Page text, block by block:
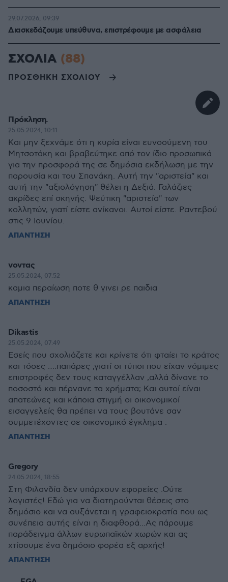
Διασκεδάζουμε υπεύθυνα, επιστρέφουμε με ασφάλεια
29.07.2026, 09:39
ΣΧΟΛΙΑ (88)
ΠΡΟΣΘΗΚΗ ΣΧΟΛΙΟΥ
Πρόκληση.
25.05.2024, 10:11
Και μην ξεχνάμε ότι η κυρία είναι ευνοούμενη του
Μητσοτάκη και βραβεύτηκε από τον ίδιο προσωπικά
για την προσφορά της σε δημόσια εκδήλωση με την
παρουσία και του Σπανάκη. Αυτή την "αριστεία" και
αυτή την "αξιολόγηση" θέλει η Δεξιά. Γαλάζιες
ακρίδες επί σκηνής. Ψεύτικη "αριστεία" των
κολλητών, γιατί είστε ανίκανοι. Αυτοί είστε. Ραντεβού
στις 9 Ιουνίου.
ΑΠΑΝΤΗΣΗ
νοντας
25.05.2024, 07:52
καμια περαίωση ποτε θ γινει ρε παιδια
ΑΠΑΝΤΗΣΗ
Dikastis
25.05.2024, 07:49
Εσείς που σχολιάζετε και κρίνετε ότι φταίει το κράτος
και τόσες ….παπάρες ,γιατί οι τύποι που είχαν νόμιμες
επιστροφές δεν τους καταγγέλλαν ,αλλά δίνανε το
ποσοστό και πέρνανε τα χρήματα; Και αυτοί είναι
απατεώνες και κάποια στιγμή οι οικονομικοί
εισαγγελείς θα πρέπει να τους βουτάνε σαν
συμμετέχοντες σε οικονομικό έγκλημα .
ΑΠΑΝΤΗΣΗ
Gregory
24.05.2024, 18:55
Στη Φιλανδία δεν υπάρχουν εφορείες .Ούτε
λογιστές! Εδώ για να διατηρούνται θέσεις στο
δημόσιο και να αυξάνεται η γραφειοκρατία που ως
συνέπεια αυτής είναι η διαφθορά...Ας πάρουμε
παράδειγμα άλλων ευρωπαϊκών χωρών και ας
χτίσουμε ένα δημόσιο φορέα εξ αρχής!
ΑΠΑΝΤΗΣΗ